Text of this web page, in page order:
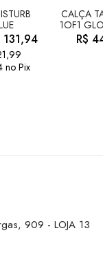
131,94
no Pix
CALÇA
1OF1
R$
909 - LOJA 13